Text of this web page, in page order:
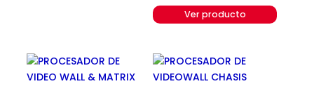
Ver producto